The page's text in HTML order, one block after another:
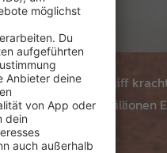
ein - und das Schiff
gemeinsam 1,7 Millionen